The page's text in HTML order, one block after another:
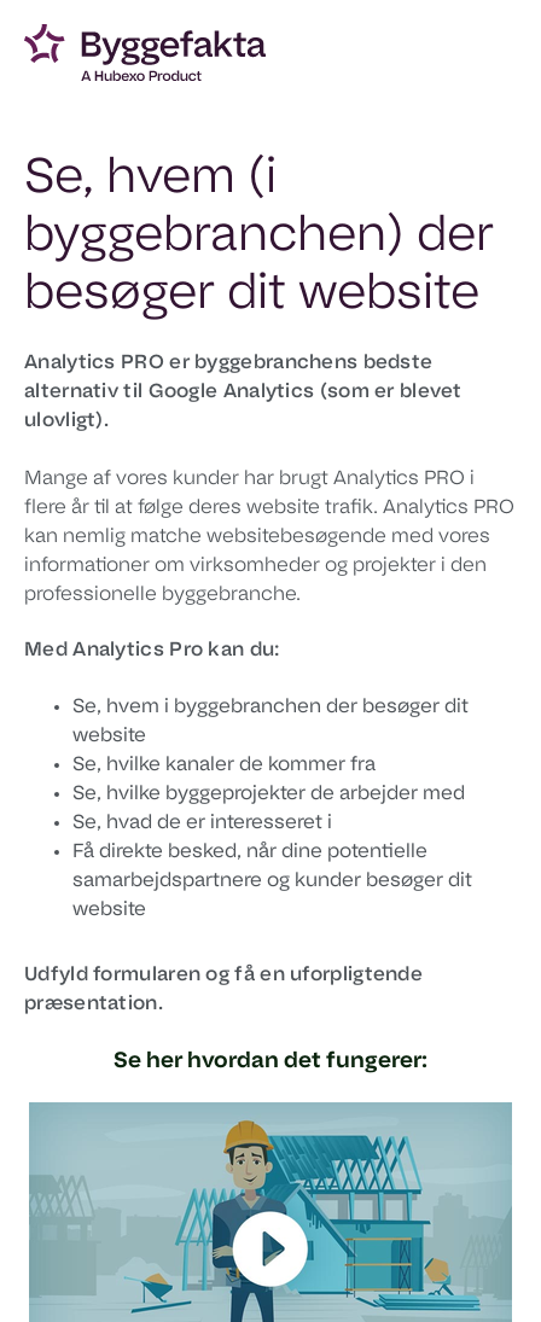
Se, hvem (i
byggebranchen) der
besøger dit website
Analytics PRO er byggebranchens bedste
alternativ til Google Analytics (som er blevet
ulovligt).
Mange af vores kunder har brugt Analytics PRO i
flere år til at følge deres website trafik. Analytics PRO
kan nemlig matche websitebesøgende med vores
informationer om virksomheder og projekter i den
professionelle byggebranche.
Med Analytics Pro kan du:
Se, hvem i byggebranchen der besøger dit
website
Se, hvilke kanaler de kommer fra
Se, hvilke byggeprojekter de arbejder med
Se, hvad de er interesseret i
Få direkte besked, når dine potentielle
samarbejdspartnere og kunder besøger dit
website
Udfyld formularen og få en uforpligtende
præsentation.
Se her hvordan det fungerer: